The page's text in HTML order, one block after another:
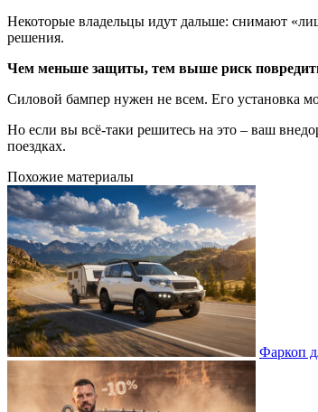
Некоторые владельцы идут дальше: снимают
решения.
Чем меньше защиты, тем выше риск
Силовой бампер нужен не всем. Его установка
Но если вы всё-таки решитесь на это – ваш
поездках.
Похожие материалы
Фаркоп